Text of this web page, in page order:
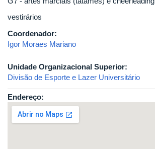
vestirários
Coordenador:
Igor Moraes Mariano
Unidade Organizacional Superior:
Divisão de Esporte e Lazer Universitário
Endereço: